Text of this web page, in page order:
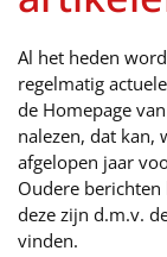
Al het heden
regelmatig
de Homepage
nalezen, dat kan,
afgelopen jaar
Oudere
deze zijn d.m.v.
vinden.